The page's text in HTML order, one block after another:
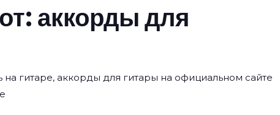
аккорды для
гитаре, аккорды для гитары на официальном сайте